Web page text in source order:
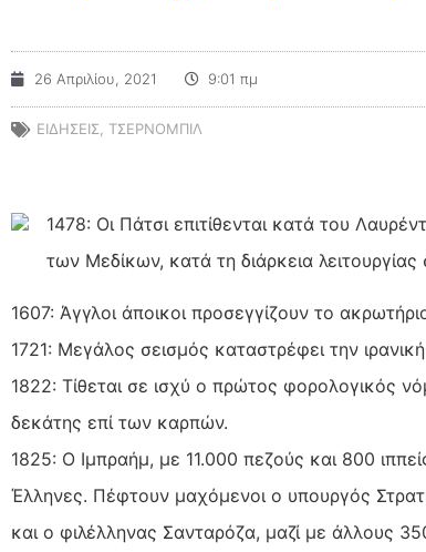
26 Απριλίου, 2021 9:01 πμ
ΕΙΔΗΣΕΙΣ ΤΣΕΡΝΟΜΠΙΛ
1478: Οι Πάτσι επιτίθενται κατά του
των Μεδίκων, κατά τη διάρκεια
1607: Άγγλοι άποικοι προσεγγίζουν το ακρωτήριο
1721: Μεγάλος σεισμός καταστρέφει την
1822: Τίθεται σε ισχύ ο πρώτος φορολογικός
δεκάτης επί των καρπών.
1825: Ο Ιμπραήμ, με 11.000 πεζούς και 800
Έλληνες. Πέφτουν μαχόμενοι ο υπουργός
και ο φιλέλληνας Σανταρόζα, μαζί με άλλους